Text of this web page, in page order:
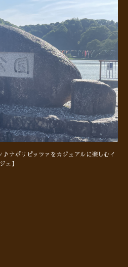
♪ナポリピッツァをカジュアルに楽しむイ
ェ】